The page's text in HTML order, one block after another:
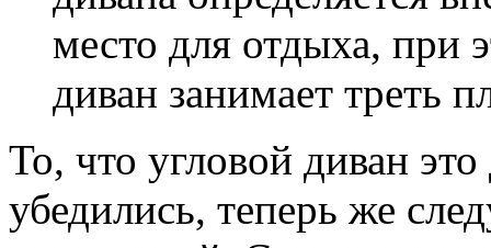
место для отдыха, при
диван занимает треть
То, что угловой диван
убедились, теперь же